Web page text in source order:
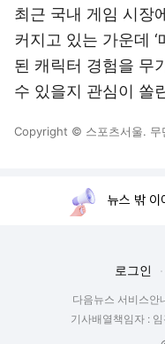
최근 국내 게임 시장
커지고 있는 가운데
된 캐릭터 경험을 무
수 있을지 관심이
Copyright © 스포츠서울. 무
뉴스 밖 이
로그인
다음뉴스 서비스안
기사배열책임자 :